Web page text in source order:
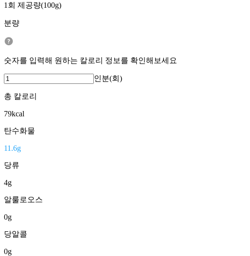
1회 제공량(100g)
분량
숫자를 입력해 원하는 칼로리 정보를 확인해보세요
인분(회)
총 칼로리
79kcal
탄수화물
11.6g
당류
4g
알룰로오스
0g
당알콜
0g